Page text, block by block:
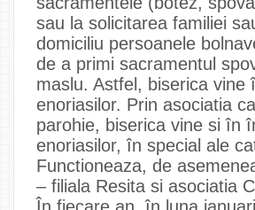
sau la solicitarea familiei
domiciliu persoanele
de a primi sacramentul
maslu. Astfel, biserica
enoriasilor. Prin asociatia
parohie, biserica vine si în
enoriasilor, în special ale
Functioneaza, de
– filiala Resita si asociatia